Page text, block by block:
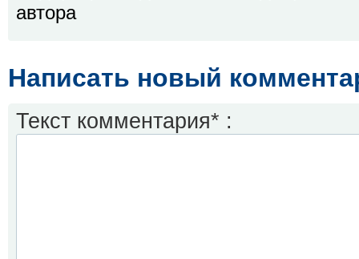
автора
Написать новый
Текст комментария* :